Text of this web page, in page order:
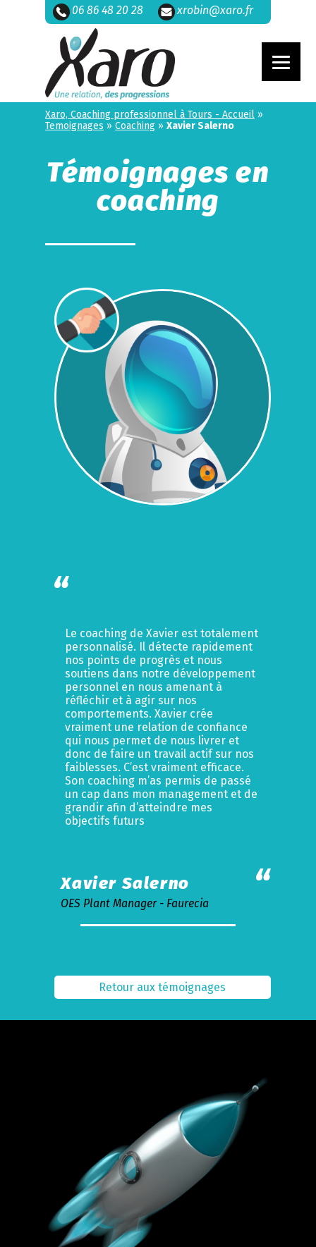
06 86 48 20 28 xrobin@xaro.fr
Xaro, Coaching professionnel à Tours - Accueil »
Temoignages » Coaching » Xavier Salerno
Témoignages en
coaching
Le coaching de Xavier est totalement
personnalisé. Il détecte rapidement
nos points de progrès et nous
soutiens dans notre développement
personnel en nous amenant à
réfléchir et à agir sur nos
comportements. Xavier crée
vraiment une relation de confiance
qui nous permet de nous livrer et
donc de faire un travail actif sur nos
faiblesses. C’est vraiment efficace.
Son coaching m’as permis de passé
un cap dans mon management et de
grandir afin d’atteindre mes
objectifs futurs
Xavier Salerno
OES Plant Manager - Faurecia
Retour aux témoignages